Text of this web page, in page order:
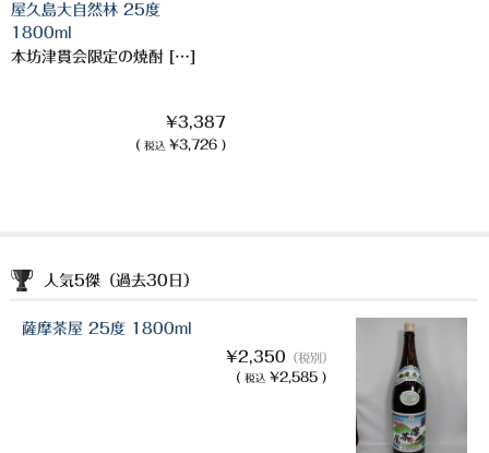
屋久島大自然林 25度
1800ml
本坊津貫会限定の焼酎 […]
¥3,387
( 税込 ¥3,726 )
人気5傑（過去30日）
薩摩茶屋 25度 1800ml
¥2,350 （税別）
( 税込 ¥2,585 )